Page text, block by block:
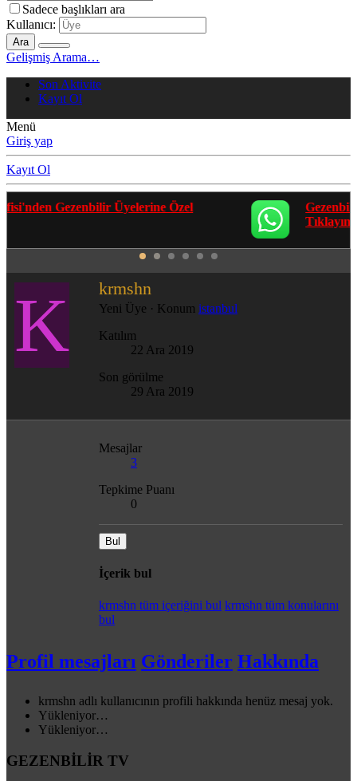
Sadece başlıkları ara
Kullanıcı:
Ara
Gelişmiş Arama…
Son Aktivite
Kayıt Ol
Menü
Giriş yap
Kayıt Ol
Gezenbilir Whatsapp Grupları'na Katılmak İçin
K krmshn
Yeni Üye · Konum istanbul
Katılım
22 Ara 2019
Son görülme
29 Ara 2019
Mesajlar
3
Tepkime Puanı
0
Bul
İçerik bul
krmshn tüm içeriğini bul krmshn tüm konularını
bul
Profil mesajları Gönderiler Hakkında
krmshn adlı kullanıcının profili hakkında henüz mesaj yok.
Yükleniyor…
Yükleniyor…
GEZENBİLİR TV